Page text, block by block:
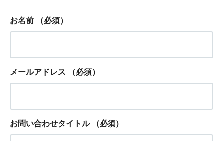
お名前 （必須）
メールアドレス （必須）
お問い合わせタイトル （必須）